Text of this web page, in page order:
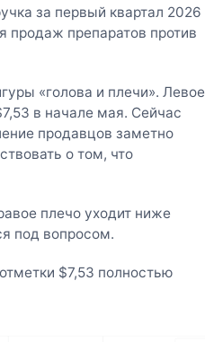
за первый квартал 2026
продаж препаратов против
«голова и плечи». Левое
в начале мая. Сейчас
продавцов заметно
о том, что
плечо уходит ниже
под вопросом.
$7,53 полностью